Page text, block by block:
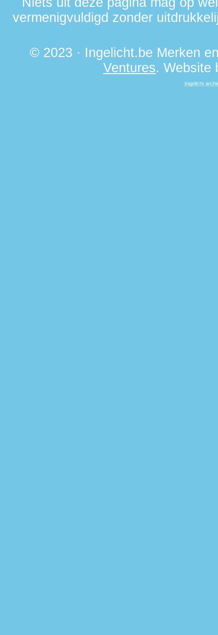
vermenigvuldigd zonder
© 2023 · Ingelicht.be Merken
Ventures. Website
Ingelicht